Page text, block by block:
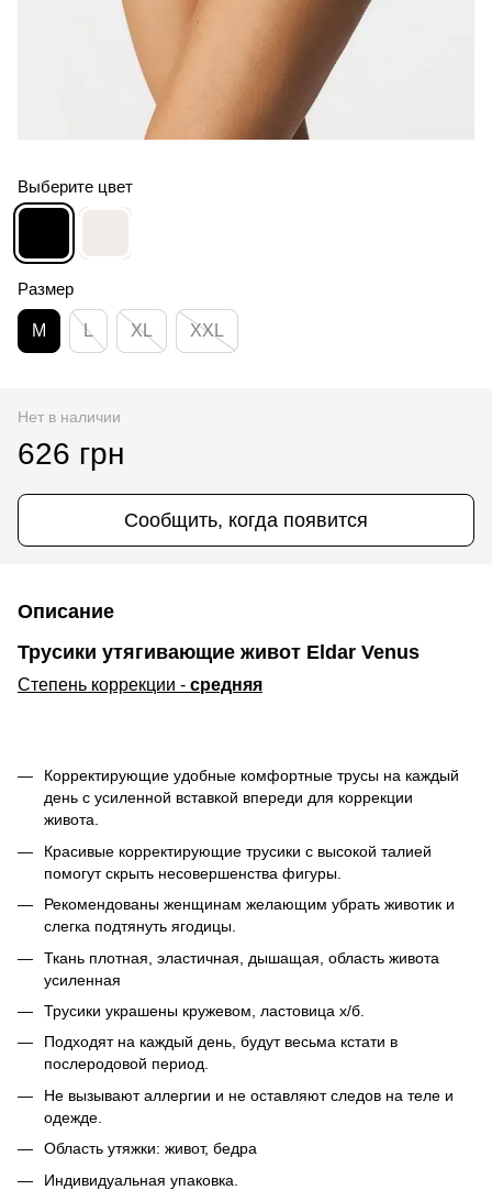
Выберите цвет
Размер
M L XL XXL
Нет в наличии
626 грн
Сообщить, когда появится
Описание
Трусики утягивающие живот Eldar Venus
Степень коррекции - средняя
Корректирующие удобные комфортные трусы на каждый
день с усиленной вставкой впереди для коррекции
живота.
Красивые корректирующие трусики с высокой талией
помогут скрыть несовершенства фигуры.
Рекомендованы женщинам желающим убрать животик и
слегка подтянуть ягодицы.
Ткань плотная, эластичная, дышащая, область живота
усиленная
Трусики украшены кружевом, ластовица х/б.
Подходят на каждый день, будут весьма кстати в
послеродовой период.
Не вызывают аллергии и не оставляют следов на теле и
одежде.
Область утяжки: живот, бедра
Индивидуальная упаковка.